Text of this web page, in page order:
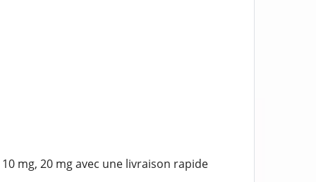
mg, 20 mg avec une livraison rapide